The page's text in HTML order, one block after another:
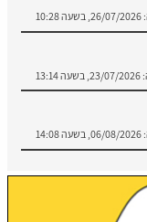
26/07/2026, בשעה 10:28
23/07/2026, בשעה 13:14
06/08/2026, בשעה 14:08